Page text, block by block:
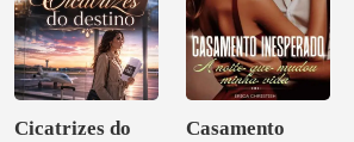
Cicatrizes do
Casamento